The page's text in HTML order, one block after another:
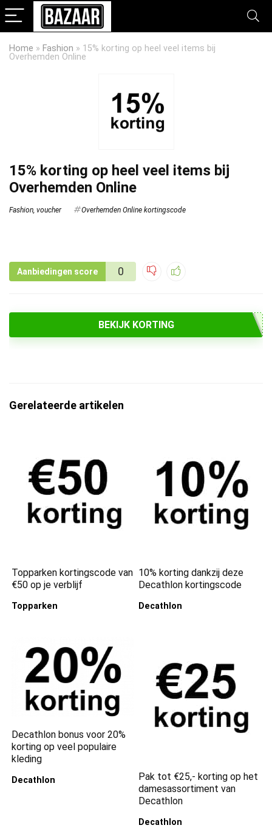
Home » Fashion » 15% korting op heel veel items bij
Overhemden Online
15% korting op heel veel items bij
Overhemden Online
Fashion, voucher Overhemden Online kortingscode
Aanbiedingen score 0
BEKIJK KORTING
Gerelateerde artikelen
Topparken kortingscode van
€50 op je verblijf
Topparken
10% korting dankzij deze
Decathlon kortingscode
Decathlon
Decathlon bonus voor 20%
korting op veel populaire
kleding
Decathlon
Pak tot €25,- korting op het
damesassortiment van
Decathlon
Decathlon